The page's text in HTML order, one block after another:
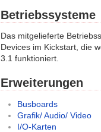
Betriebssysteme
Das mitgelieferte
Devices im Kickstart, die
3.1 funktioniert.
Erweiterungen
Busboards
Grafik/ Audio/ Video
I/O-Karten